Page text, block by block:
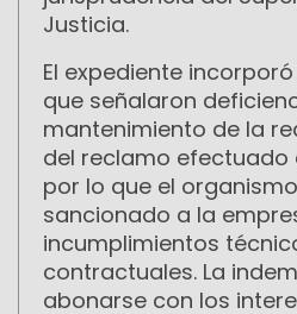
Justicia.
El expediente incorporó
que señalaron
mantenimiento de la
del reclamo efectuado
por lo que el
sancionado a la
incumplimientos
contractuales. La
abonarse con los